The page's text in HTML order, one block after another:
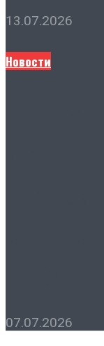
13.07.2026
Новости
07.07.2026